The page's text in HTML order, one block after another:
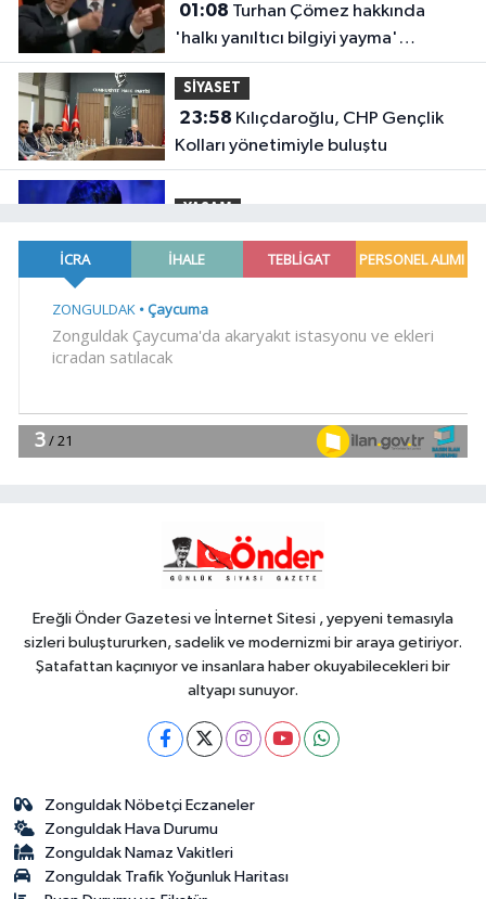
01:08
'halkı yanıltıcı bilgiyi yayma'
soruşturması
SİYASET
23:58
Kolları yönetimiyle buluştu
YAŞAM
23:54Arabesk müziğinin acı kaybı!
23:41Menderes Belediye Başkanı
23:29 Anadolu Otoyolu'nda
kamyonet çekiciye çarptı!
Ereğli Önder Gazetesi ve İnternet Sitesi , yepyeni temasıyla
sizleri buluştururken, sadelik ve modernizmi bir araya getiriyor.
Şatafattan kaçınıyor ve insanlara haber okuyabilecekleri bir
altyapı sunuyor.
Zonguldak Nöbetçi Eczaneler
Zonguldak Hava Durumu
Zonguldak Namaz Vakitleri
Zonguldak Trafik Yoğunluk Haritası